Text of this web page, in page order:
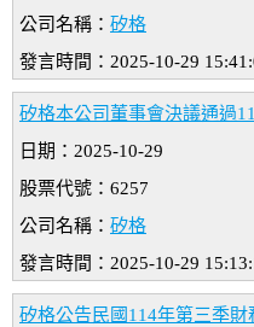
公司名稱： 矽格
發言時間：2025-10-29
矽格本公司董事會決議通過
日期：2025-10-29
股票代號：6257
公司名稱： 矽格
發言時間：2025-10-29
矽格公告民國114年第三季